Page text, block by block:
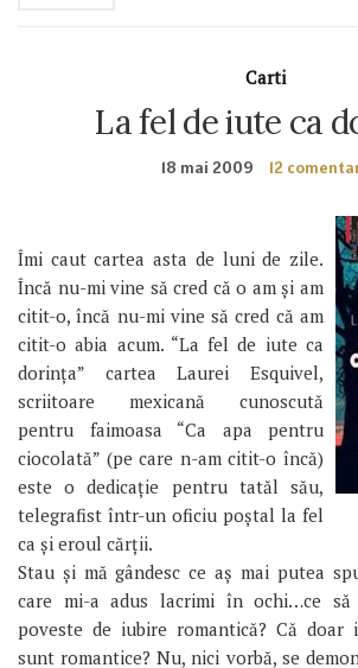
Carti
La fel de iute ca
18 mai 2009 12
Îmi caut cartea asta de luni de zile.
Încă nu-mi vine să cred că o am și am
citit-o, încă nu-mi vine să cred că am
citit-o abia acum. “La fel de iute ca
dorința” cartea Laurei Esquivel,
scriitoare mexicană cunoscută
pentru faimoasa “Ca apa pentru
ciocolată” (pe care n-am citit-o încă)
este o dedicație pentru tatăl său,
telegrafist într-un oficiu poștal la fel
ca și eroul cărții.
Stau și mă gândesc ce aș mai putea
care mi-a adus lacrimi în ochi…ce
poveste de iubire romantică? Că doar
sunt romantice? Nu, nici vorbă, se